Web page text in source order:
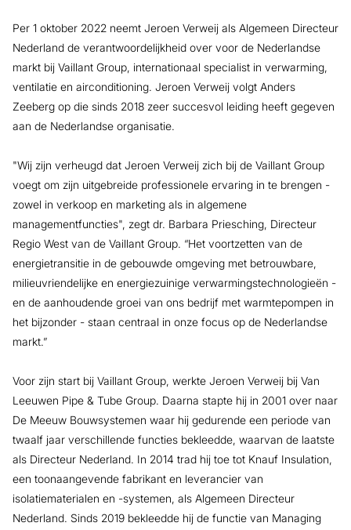
Per 1 oktober 2022 neemt Jeroen Verweij als Algemeen Directeur
Nederland de verantwoordelijkheid over voor de Nederlandse
markt bij Vaillant Group, internationaal specialist in verwarming,
ventilatie en airconditioning. Jeroen Verweij volgt Anders
Zeeberg op die sinds 2018 zeer succesvol leiding heeft gegeven
aan de Nederlandse organisatie.
"Wij zijn verheugd dat Jeroen Verweij zich bij de Vaillant Group
voegt om zijn uitgebreide professionele ervaring in te brengen -
zowel in verkoop en marketing als in algemene
managementfuncties", zegt dr. Barbara Priesching, Directeur
Regio West van de Vaillant Group. “Het voortzetten van de
energietransitie in de gebouwde omgeving met betrouwbare,
milieuvriendelijke en energiezuinige verwarmingstechnologieën -
en de aanhoudende groei van ons bedrijf met warmtepompen in
het bijzonder - staan centraal in onze focus op de Nederlandse
markt.”
Voor zijn start bij Vaillant Group, werkte Jeroen Verweij bij Van
Leeuwen Pipe & Tube Group. Daarna stapte hij in 2001 over naar
De Meeuw Bouwsystemen waar hij gedurende een periode van
twaalf jaar verschillende functies bekleedde, waarvan de laatste
als Directeur Nederland. In 2014 trad hij toe tot Knauf Insulation,
een toonaangevende fabrikant en leverancier van
isolatiematerialen en -systemen, als Algemeen Directeur
Nederland. Sinds 2019 bekleedde hij de functie van Managing